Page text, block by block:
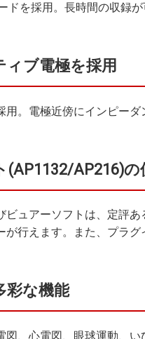
ドを採用。長時間の収録が
ィブ電極を採用
用。電極近傍にインピー
(AP1132/AP216)
ビュアーソフトは、定評
が行えます。また、プラ
彩な機能
図、心電図、眼球運動、